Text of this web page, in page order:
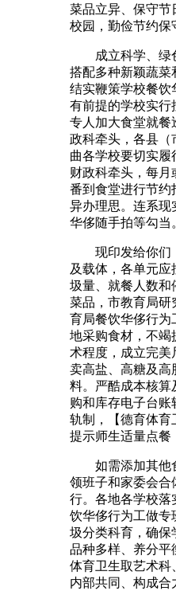
菜品立异、保守节
校园，勤俭节约保
成立科学、绿色
搭配多种新颖蔬菜
结实鞭策学校餐饮
有前提的学校实行
专人加大食堂就餐
政科牵头，各县（
曲各学校要切实履
财政科牵头，每
番到食堂进行节约
异办理思。连系现
华侈随手拍等勾当
现印发给你们
及载体，各单元
圾量、就餐人数和
菜品，市教育局研
育局餐饮华侈行为
地采购食材，不竭
术程度，成立完美
卖高盐、高糖及高
料。严酷成本核算
购和库存电子台账
轨制，【德育体育
提示师生适量点餐
如需添加其他
领班子和家委会合
行。各地各学校落
饮华侈行为工做专
圾分类科育，确保
品种多样、养分平
体育卫生取艺术科
内部共同、构成合